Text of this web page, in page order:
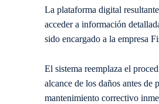
La plataforma digital
acceder a información
sido encargado a la empresa
El sistema reemplaza el
alcance de los daños antes
mantenimiento correctivo